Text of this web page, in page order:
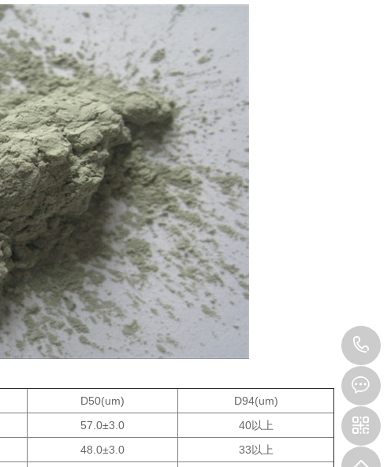
D50(um)
D94(um)
57.0±3.0
40以上
48.0±3.0
33以上